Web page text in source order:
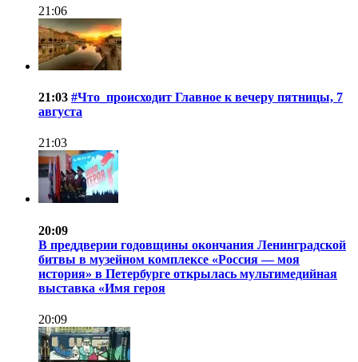
21:06
21:03 #Что_происходит Главное к вечеру пятницы, 7
августа
21:03
20:09
В преддверии годовщины окончания Ленинградской
битвы в музейном комплексе «Россия — моя
история» в Петербурге открылась мультимедийная
выставка «Имя героя
20:09